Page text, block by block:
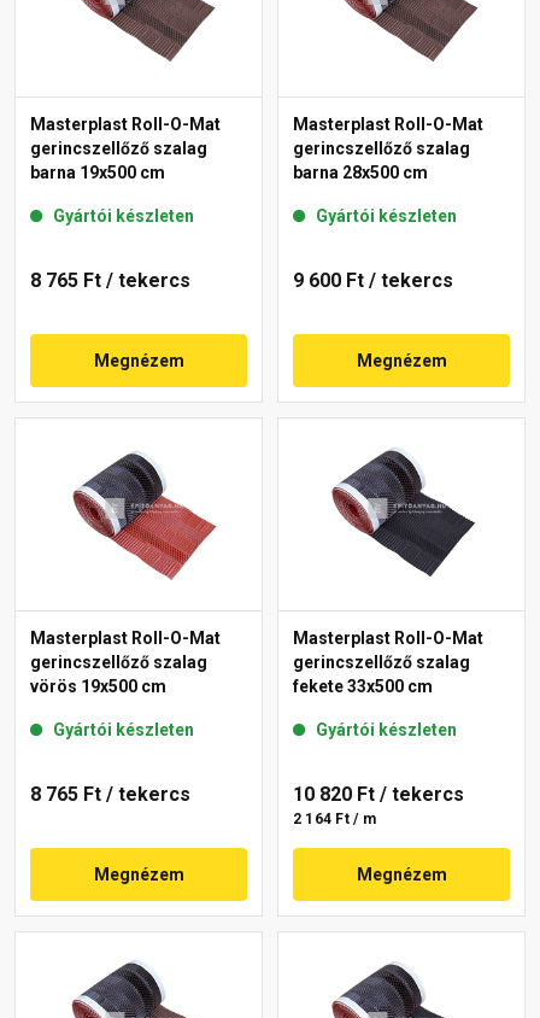
Masterplast Roll-O-Mat
gerincszellőző szalag
barna 19x500 cm
Gyártói készleten
8 765 Ft / tekercs
Megnézem
Masterplast Roll-O-Mat
gerincszellőző szalag
barna 28x500 cm
Gyártói készleten
9 600 Ft / tekercs
Megnézem
Masterplast Roll-O-Mat
gerincszellőző szalag
vörös 19x500 cm
Gyártói készleten
8 765 Ft / tekercs
Megnézem
Masterplast Roll-O-Mat
gerincszellőző szalag
fekete 33x500 cm
Gyártói készleten
10 820 Ft / tekercs
2 164 Ft / m
Megnézem